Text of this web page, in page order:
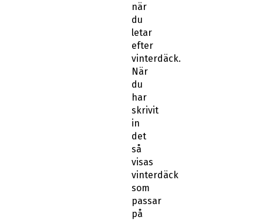
när
du
letar
efter
vinterdäck.
När
du
har
skrivit
in
det
så
visas
vinterdäck
som
passar
på